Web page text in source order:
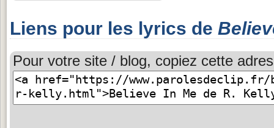
Liens pour les lyrics de
Pour votre site / blog, copiez cette